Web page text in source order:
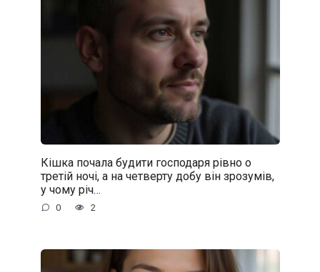
Кішка почала будити господаря рівно о
третій ночі, а на четверту добу він зрозумів,
у чому річ…
0 2